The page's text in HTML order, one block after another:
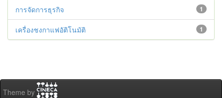
1
การจัดการธุรกิจ
1
เครื่องชงกาแฟอัติโนมัติ
Theme by